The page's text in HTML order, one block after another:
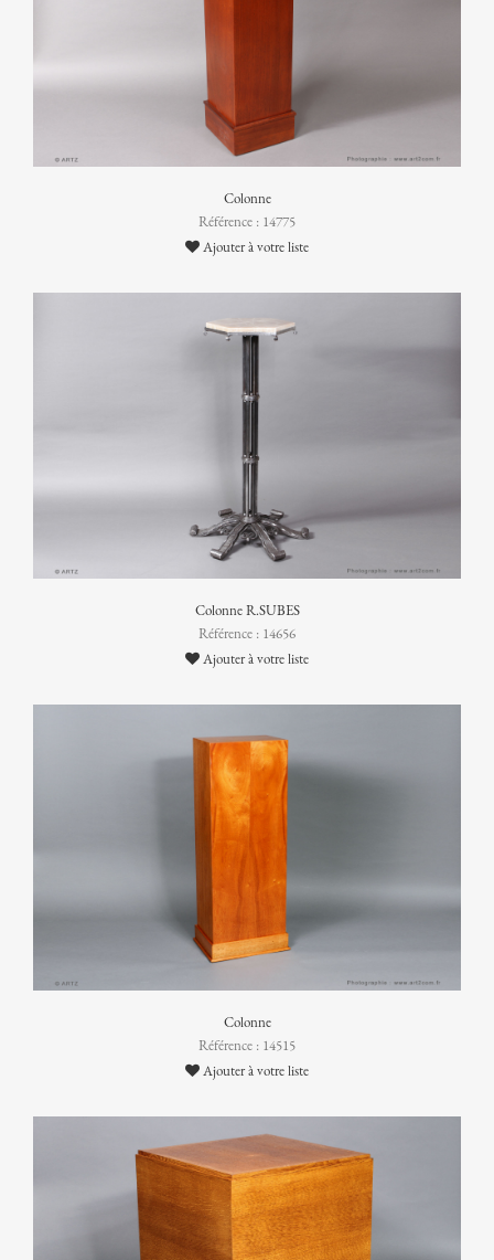
Colonne
Référence : 14775
Ajouter à votre liste
Colonne R.SUBES
Référence : 14656
Ajouter à votre liste
Colonne
Référence : 14515
Ajouter à votre liste